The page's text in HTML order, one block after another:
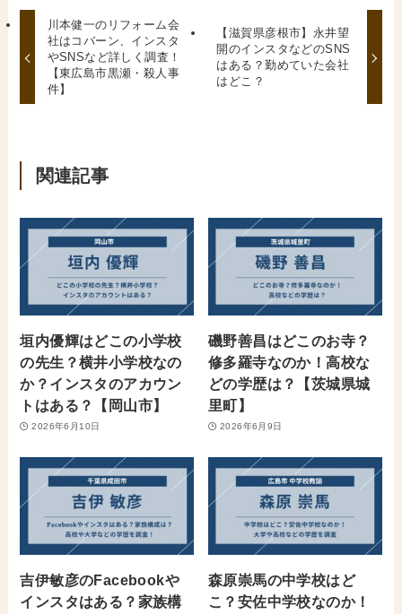
川本健一のリフォーム会
社はコバーン、インスタ
やSNSなど詳しく調査！
【東広島市黒瀬・殺人事
件】
【滋賀県彦根市】永井望
開のインスタなどのSNS
はある？勤めていた会社
はどこ？
関連記事
垣内優輝はどこの小学校
の先生？横井小学校なの
か？インスタのアカウン
トはある？【岡山市】
2026年6月10日
磯野善昌はどこのお寺？
修多羅寺なのか！高校な
どの学歴は？【茨城県城
里町】
2026年6月9日
吉伊敏彦のFacebookや
インスタはある？家族構
森原崇馬の中学校はど
こ？安佐中学校なのか！